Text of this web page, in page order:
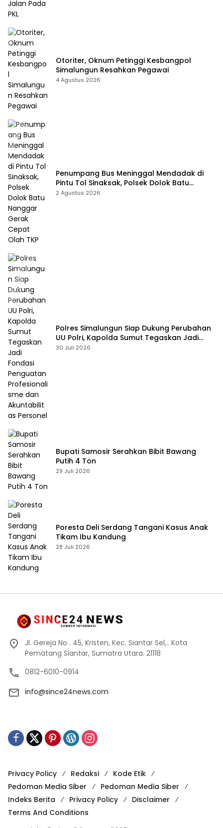
Otoriter, Oknum Petinggi Kesbangpol
Simalungun Resahkan Pegawai
4 Agustus 2026
Penumpang Bus Meninggal Mendadak di
Pintu Tol Sinaksak, Polsek Dolok Batu
Nanggar Gerak Cepat Olah TKP
2 Agustus 2026
Polres Simalungun Siap Dukung Perubahan
UU Polri, Kapolda Sumut Tegaskan Jadi
Fondasi Penguatan Profesionalisme dan
30 Juli 2026
Bupati Samosir Serahkan Bibit Bawang
Putih 4 Ton
29 Juli 2026
Poresta Deli Serdang Tangani Kasus Anak
Tikam Ibu Kandung
28 Juli 2026
Jl. Gereja No . 45, Kristen, Kec. Siantar Sel,.. Kota
Pematang Siantar, Sumatra Utara. 21118
0812-6010-0914
info@since24news.com
Privacy Policy Redaksi
Kode Etik
Pedoman Media Siber
Pedoman Media Siber
Indeks Berita
Privacy Policy
Disclaimer
Terms And Conditions